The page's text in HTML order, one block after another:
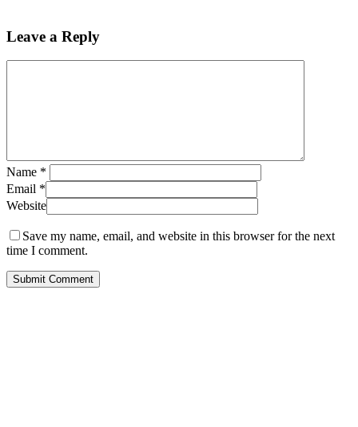
Leave a Reply
Name *
Email *
Website
Save my name, email, and website in this browser for the next
time I comment.